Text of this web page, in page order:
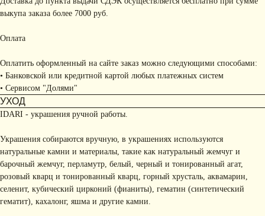
выкупа заказа более 7000 руб.
Оплата
Оплатить оформленный на сайте заказ можно следующими способами:
• Банковской или кредитной картой любых платежных систем
• Сервисом "Долями"
УХОД
IDARI - украшения ручной работы.
Украшения собираются вручную, в украшениях используются
натуральные камни и материалы, такие как натуральный жемчуг и
барочный жемчуг, перламутр, белый, черный и тонированный агат,
розовый кварц и тонированный кварц, горный хрусталь, аквамарин,
селенит, кубический цирконий (фианиты), гематин (синтетический
гематит), кахалонг, яшма и другие камни.